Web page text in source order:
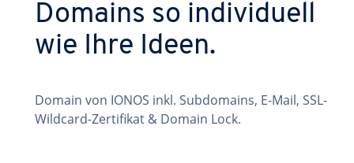
Domains so individuell
wie Ihre Ideen.
Domain von IONOS inkl. Subdomains, E-Mail, SSL-
Wildcard-Zertifikat & Domain Lock.